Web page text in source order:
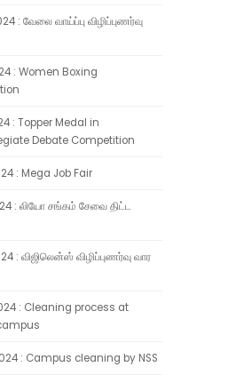
: வேலை வாய்ப்பு விழிப்புணர்வு
: Women Boxing
: Topper Medal in
Debate Competition
: Mega Job Fair
: லியோ சங்கம் சேவை திட்ட
: விஜிலென்ஸ் விழிப்புணர்வு வார
: Cleaning process at
: Campus cleaning by NSS